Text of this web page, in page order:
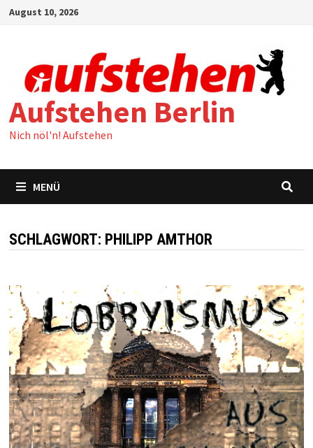
ZumAugust 10, 2026
Aufstehen Berlin
Nich nöl'n! Aufstehen
MENÜ
SCHLAGWORT: PHILIPP AMTHOR